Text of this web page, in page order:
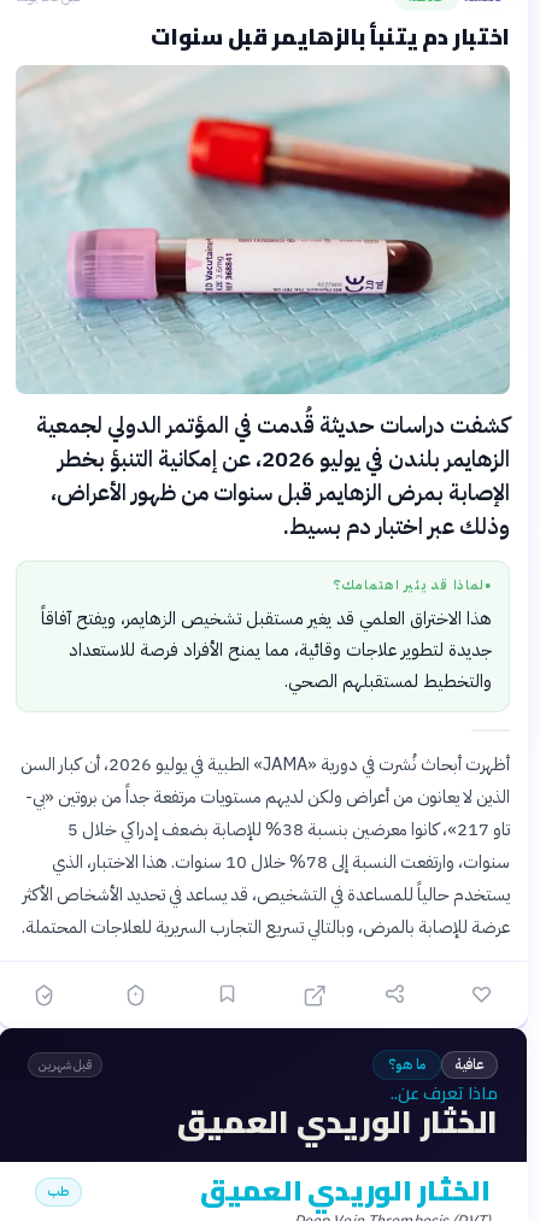
اختبار دم يتنبأ بالزهايمر قبل سنوات
كشفت دراسات حديثة قُدمت في المؤتمر الدولي لجمعية
الزهايمر بلندن في يوليو 2026، عن إمكانية التنبؤ بخطر
الإصابة بمرض الزهايمر قبل سنوات من ظهور الأعراض،
وذلك عبر اختبار دم بسيط.
●لماذا قد يثير اهتمامك؟
هذا الاختراق العلمي قد يغير مستقبل تشخيص الزهايمر، ويفتح آفاقاً
جديدة لتطوير علاجات وقائية، مما يمنح الأفراد فرصة للاستعداد
والتخطيط لمستقبلهم الصحي.
أظهرت أبحاث نُشرت في دورية «JAMA» الطبية في يوليو 2026، أن كبار السن
الذين لا يعانون من أعراض ولكن لديهم مستويات مرتفعة جداً من بروتين «بي-
تاو 217»، كانوا معرضين بنسبة 38% للإصابة بضعف إدراكي خلال 5
سنوات، وارتفعت النسبة إلى 78% خلال 10 سنوات. هذا الاختبار، الذي
يستخدم حالياً للمساعدة في التشخيص، قد يساعد في تحديد الأشخاص الأكثر
عرضة للإصابة بالمرض، وبالتالي تسريع التجارب السريرية للعلاجات المحتملة.
عافية ما هو؟ قبل شهرين
ماذا تعرف عن..
الخثار الوريدي العميق
الخثار الوريدي العميق طب